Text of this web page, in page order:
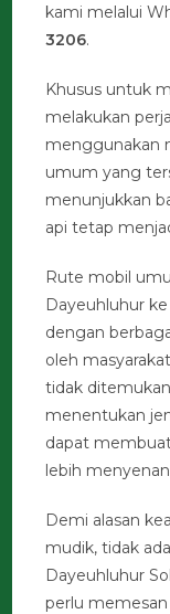
kami melalui
3206.
Khusus untuk
melakukan
menggunakan
umum yang
menunjukkan
api tetap
Rute mobil
Dayeuhluhur
dengan
oleh
tidak
menentukan
dapat
lebih
Demi alasan
mudik, tidak
Dayeuhluhur
perlu